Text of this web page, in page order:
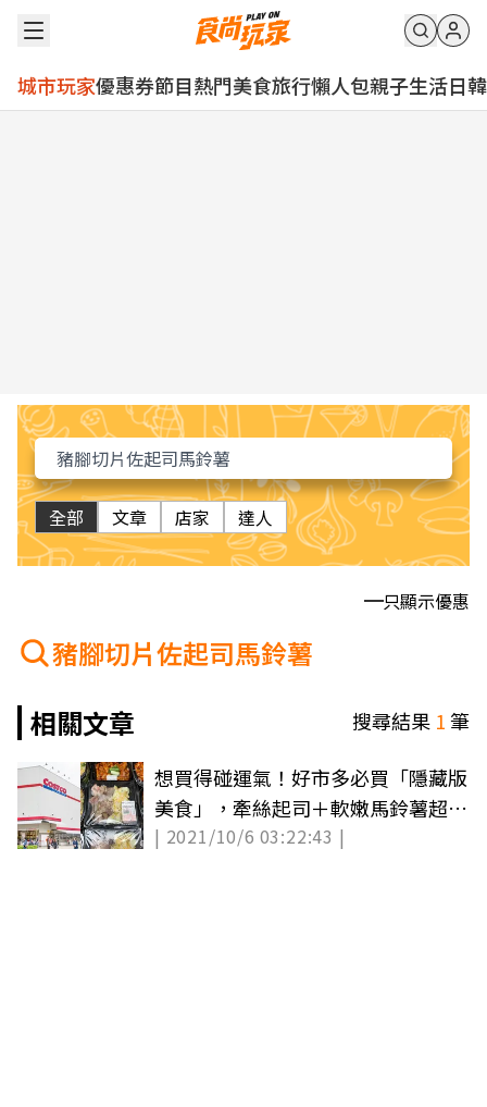
城市玩家優惠券節目熱門美食旅行懶人包親子生活日韓
全部 文章 店家 達人
只顯示優惠
豬腳切片佐起司馬鈴薯
相關文章
搜尋結果 1筆
想買得碰運氣！好市多必買「隱藏版
美食」，牽絲起司＋軟嫩馬鈴薯超犯
規
| 2021/10/6 03:22:43 |